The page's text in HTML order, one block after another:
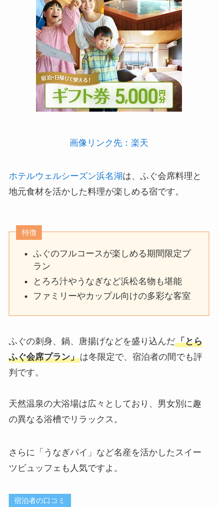
画像リンク先：楽天
ホテルウェルシーズン浜名湖は、ふぐ会席料理と
地元食材を活かした料理が楽しめる宿です。
特徴
ふぐのフルコースが楽しめる期間限定プ
ラン
とろろ汁やうなぎなど浜松名物も堪能
ファミリーやカップル向けの多彩な客室
ふぐの刺身、鍋、唐揚げなどを盛り込んだ「とら
ふぐ会席プラン」は冬限定で、宿泊者の間でも評
判です。
天然温泉の大浴場は広々としており、男女別に趣
の異なる浴槽でリラックス。
さらに「うなぎパイ」など名産を活かしたスイー
ツビュッフェも人気ですよ。
宿泊者の口コミ